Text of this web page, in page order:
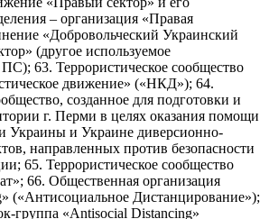
– организация «Правая
«Добровольческий Украинский
(другое используемое
63. Террористическое сообщество
движение» («НКД»); 64.
созданное для подготовки и
г. Перми в целях оказания помощи
Украины и Украине диверсионно-
направленных против безопасности
65. Террористическое сообщество
66. Общественная организация
(«Антисоциальное Дистанцирование»);
группа «Antisocial Distancing»